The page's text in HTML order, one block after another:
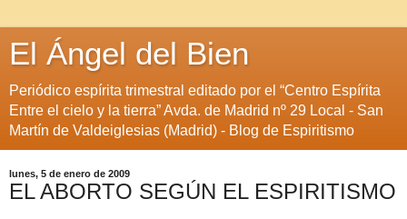
El Ángel del Bien
Periódico espírita trimestral editado por el “Centro Espírita
Entre el cielo y la tierra” Avda. de Madrid nº 29 Local - San
Martín de Valdeiglesias (Madrid) - Blog de Espiritismo
lunes, 5 de enero de 2009
EL ABORTO SEGÚN EL ESPIRITISMO